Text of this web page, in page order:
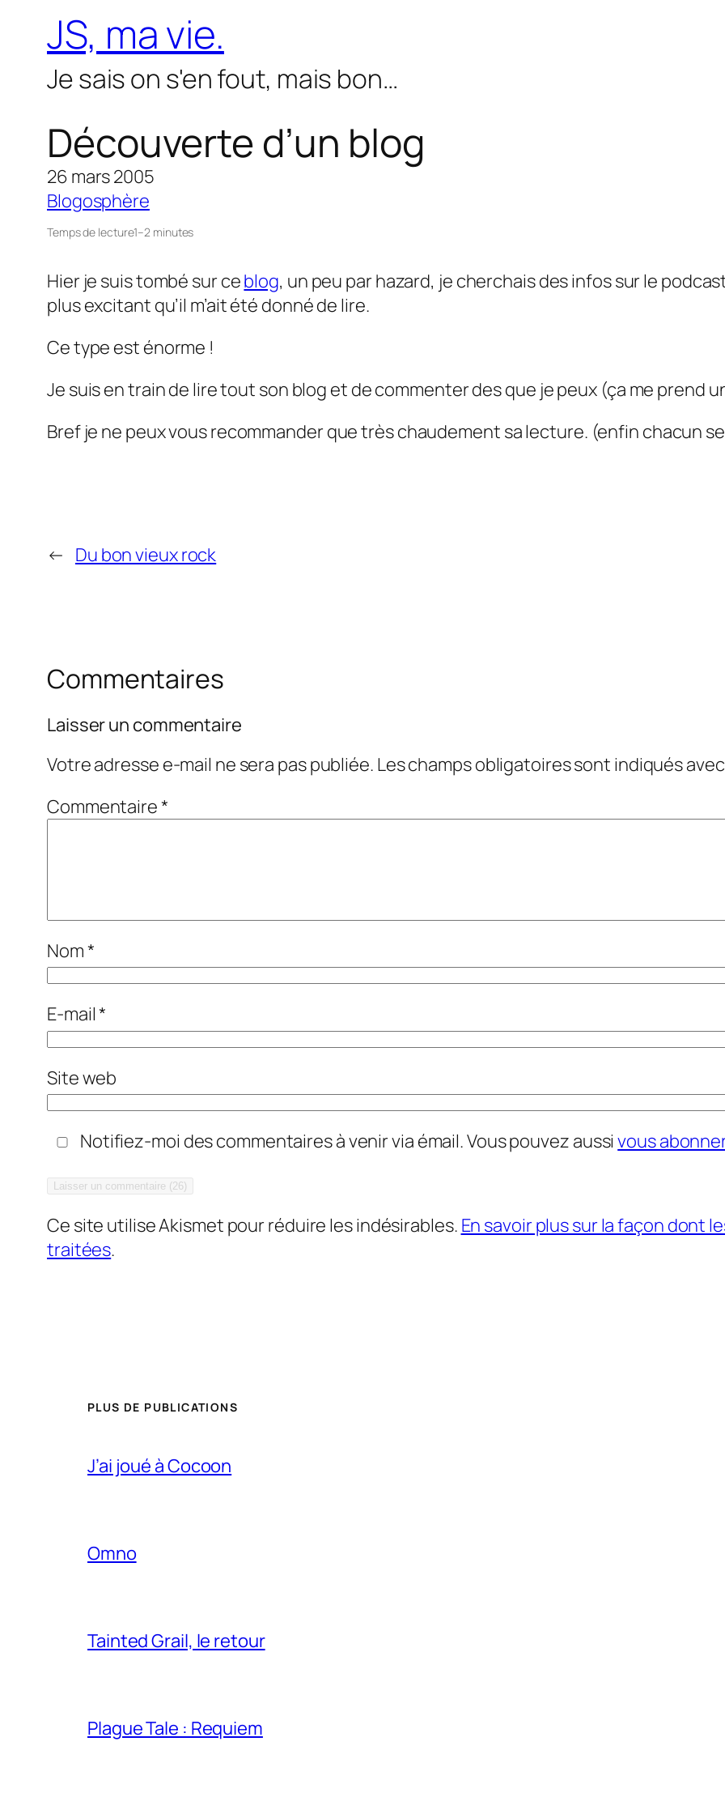
contenu
JS, ma vie.
Je sais on s'en fout, mais bon…
Découverte d’un blog
26 mars 2005
Blogosphère
Temps de lecture1–2 minutes
Hier je suis tombé sur ceblog, un peu par hazard, je cherchais des infos sur le
plus excitant qu’il m’ait été donné de lire.
Ce type est énorme !
Je suis en train de lire tout son blog et de commenter des que je peux (ça me prend
Bref je ne peux vous recommander que très chaudement sa lecture. (enfin chacun
← Du bon vieux rock
Commentaires
Laisser un commentaire
Votre adresse e-mail ne sera pas publiée. Les champs obligatoires sont indiqués
Commentaire*
Nom*
E-mail*
Site web
Notifiez-moi des commentaires à venir via émail. Vous pouvez aussivous
Ce site utilise Akismet pour réduire les indésirables. En savoir plus sur la façon dont
traitées.
PLUS DE PUBLICATIONS
J’ai joué à Cocoon
Omno
Tainted Grail, le retour
Plague Tale : Requiem